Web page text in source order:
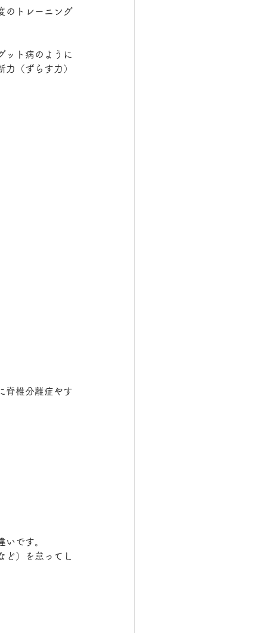
のトレーニング
ット病のように
（ずらす力）
脊椎分離症やす
です。
）を怠ってし